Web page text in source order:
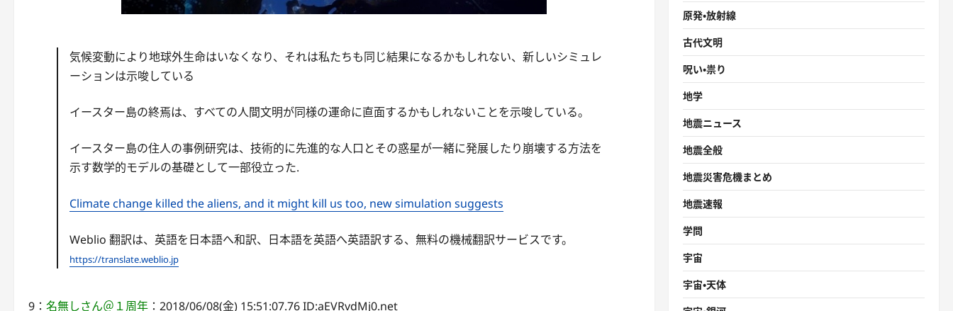
気候変動により地球外生命はいなくなり、それは私たちも同じ結果になるかもしれない、新しいシミュレ
ーションは示唆している
イースター島の終焉は、すべての人間文明が同様の運命に直面するかもしれないことを示唆している。
イースター島の住人の事例研究は、技術的に先進的な人口とその惑星が一緒に発展したり崩壊する方法を
示す数学的モデルの基礎として一部役立った.
Climate change killed the aliens, and it might kill us too, new simulation suggests
Weblio 翻訳は、英語を日本語へ和訳、日本語を英語へ英語訳する、無料の機械翻訳サービスです。
https://translate.weblio.jp
9： 名無しさん＠１周年 ：2018/06/08(金) 15:51:07.76 ID:aEVRvdMj0.net
原発・放射線
古代文明
呪い・祟り
地学
地震ニュース
地震全般
地震災害危機まとめ
地震速報
学問
宇宙
宇宙・天体